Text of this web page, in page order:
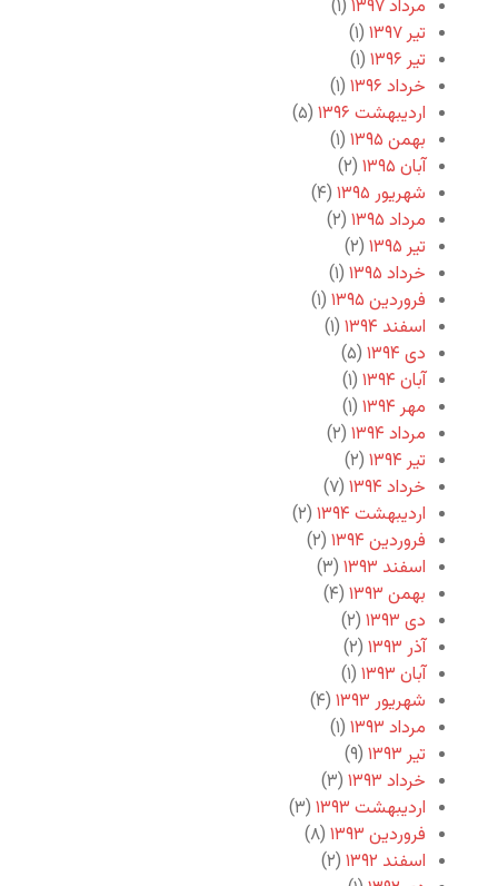
مرداد ۱۳۹۷
(۱)
تیر ۱۳۹۷
(۱)
تیر ۱۳۹۶
(۱)
خرداد ۱۳۹۶
(۱)
اردیبهشت ۱۳۹۶
(۵)
بهمن ۱۳۹۵
(۱)
آبان ۱۳۹۵
(۲)
شهریور ۱۳۹۵
(۴)
مرداد ۱۳۹۵
(۲)
تیر ۱۳۹۵
(۲)
خرداد ۱۳۹۵
(۱)
فروردین ۱۳۹۵
(۱)
اسفند ۱۳۹۴
(۱)
دی ۱۳۹۴
(۵)
آبان ۱۳۹۴
(۱)
مهر ۱۳۹۴
(۱)
مرداد ۱۳۹۴
(۲)
تیر ۱۳۹۴
(۲)
خرداد ۱۳۹۴
(۷)
اردیبهشت ۱۳۹۴
(۲)
فروردین ۱۳۹۴
(۲)
اسفند ۱۳۹۳
(۳)
بهمن ۱۳۹۳
(۴)
دی ۱۳۹۳
(۲)
آذر ۱۳۹۳
(۲)
آبان ۱۳۹۳
(۱)
شهریور ۱۳۹۳
(۴)
مرداد ۱۳۹۳
(۱)
تیر ۱۳۹۳
(۹)
خرداد ۱۳۹۳
(۳)
اردیبهشت ۱۳۹۳
(۳)
فروردین ۱۳۹۳
(۸)
اسفند ۱۳۹۲
(۲)